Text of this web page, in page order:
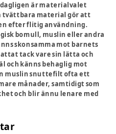
är materialvalet
tvättbara material gör att
efter flitig användning.
bomull, muslin eller andra
skonsamma mot barnets
tack vare sin lätta och
och känns behaglig mot
muslin snuttefilt ofta ett
månader, samtidigt som
och blir ännu lenare med